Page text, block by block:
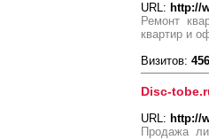
URL: http://
Ремонт
квартир и
Визитов: 456
Disc-
URL: http://
Продажа